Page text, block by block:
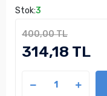
Stok:3
400,00 TL
314,18 TL